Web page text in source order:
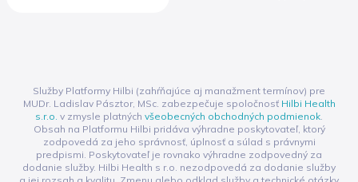
Služby Platformy Hilbi (zahŕňajúce aj manažment termínov) pre
MUDr. Ladislav Pásztor, MSc. zabezpečuje spoločnosť Hilbi Health
s.r.o. v zmysle platných všeobecných obchodných podmienok.
Obsah na Platformu Hilbi pridáva výhradne poskytovateľ, ktorý
zodpovedá za jeho správnosť, úplnosť a súlad s právnymi
predpismi. Poskytovateľ je rovnako výhradne zodpovedný za
dodanie služby. Hilbi Health s r.o. nezodpovedá za dodanie služby